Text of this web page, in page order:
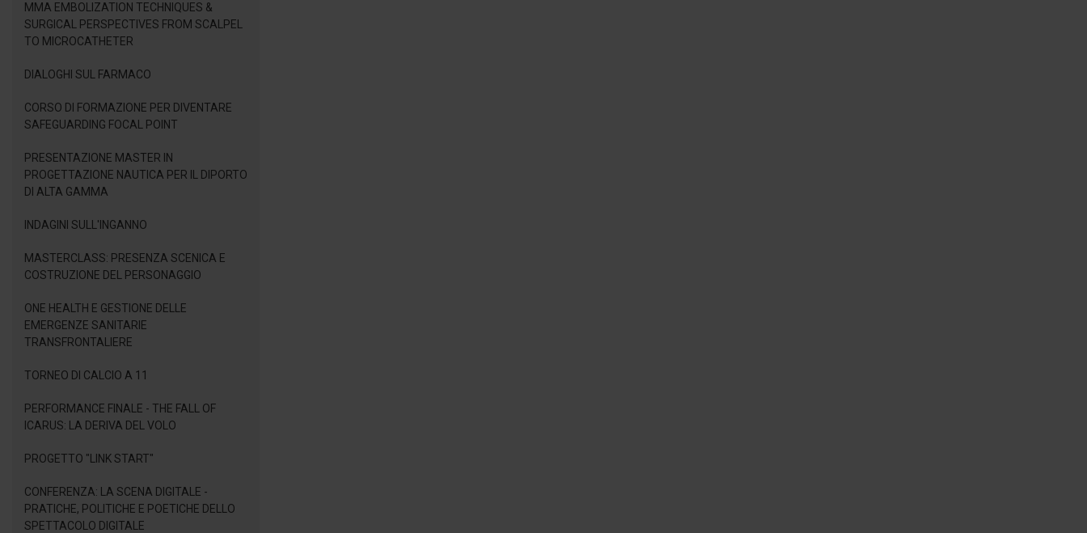
MMA EMBOLIZATION TECHNIQUES &
SURGICAL PERSPECTIVES FROM SCALPEL
TO MICROCATHETER
DIALOGHI SUL FARMACO
CORSO DI FORMAZIONE PER DIVENTARE
SAFEGUARDING FOCAL POINT
PRESENTAZIONE MASTER IN
PROGETTAZIONE NAUTICA PER IL DIPORTO
DI ALTA GAMMA
INDAGINI SULL'INGANNO
MASTERCLASS: PRESENZA SCENICA E
COSTRUZIONE DEL PERSONAGGIO
ONE HEALTH E GESTIONE DELLE
EMERGENZE SANITARIE
TRANSFRONTALIERE
TORNEO DI CALCIO A 11
PERFORMANCE FINALE - THE FALL OF
ICARUS: LA DERIVA DEL VOLO
PROGETTO "LINK START"
CONFERENZA: LA SCENA DIGITALE -
PRATICHE, POLITICHE E POETICHE DELLO
SPETTACOLO DIGITALE